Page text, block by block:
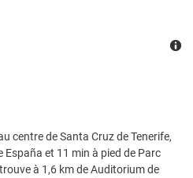
centre de Santa Cruz de Tenerife,
España et 11 min à pied de Parc
à 1,6 km de Auditorium de